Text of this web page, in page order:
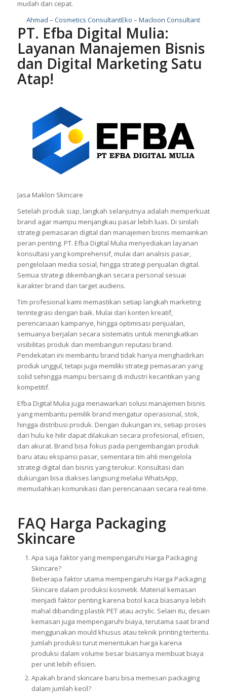
mudah dan cepat.
Ahmad – Cosmetics ConsultantEko – Macloon Consultant
PT. Efba Digital Mulia:
Layanan Manajemen Bisnis
dan Digital Marketing Satu
Atap!
Jasa Maklon Skincare
Setelah produk siap, langkah selanjutnya adalah memperkuat
brand agar mampu menjangkau pasar lebih luas. Di sinilah
strategi pemasaran digital dan manajemen bisnis memainkan
peran penting. PT. Efba Digital Mulia menyediakan layanan
konsultasi yang komprehensif, mulai dari analisis pasar,
pengelolaan media sosial, hingga strategi penjualan digital.
Semua strategi dikembangkan secara personal sesuai
karakter brand dan target audiens.
Tim profesional kami memastikan setiap langkah marketing
terintegrasi dengan baik. Mulai dari konten kreatif,
perencanaan kampanye, hingga optimisasi penjualan,
semuanya berjalan secara sistematis untuk meningkatkan
visibilitas produk dan membangun reputasi brand.
Pendekatan ini membantu brand tidak hanya menghadirkan
produk unggul, tetapi juga memiliki strategi pemasaran yang
solid sehingga mampu bersaing di industri kecantikan yang
kompetitif.
Efba Digital Mulia juga menawarkan solusi manajemen bisnis
yang membantu pemilik brand mengatur operasional, stok,
hingga distribusi produk. Dengan dukungan ini, setiap proses
dari hulu ke hilir dapat dilakukan secara profesional, efisien,
dan akurat. Brand bisa fokus pada pengembangan produk
baru atau ekspansi pasar, sementara tim ahli mengelola
strategi digital dan bisnis yang terukur. Konsultasi dan
dukungan bisa diakses langsung melalui WhatsApp,
memudahkan komunikasi dan perencanaan secara real-time.
FAQ Harga Packaging
Skincare
Apa saja faktor yang mempengaruhi Harga Packaging
Skincare?
Beberapa faktor utama mempengaruhi Harga Packaging
Skincare dalam produksi kosmetik. Material kemasan
menjadi faktor penting karena botol kaca biasanya lebih
mahal dibanding plastik PET atau acrylic. Selain itu, desain
kemasan juga mempengaruhi biaya, terutama saat brand
menggunakan mould khusus atau teknik printing tertentu.
Jumlah produksi turut menentukan harga karena
produksi dalam volume besar biasanya membuat biaya
per unit lebih efisien.
Apakah brand skincare baru bisa memesan packaging
dalam jumlah kecil?